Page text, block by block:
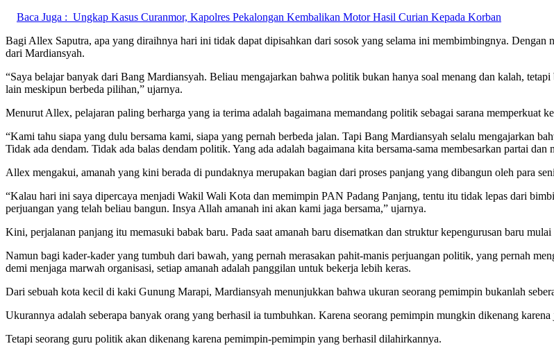
Baca Juga : Ungkap Kasus Curanmor, Kapolres Pekalongan Kembalikan Motor Hasil Curian Kepada Korban
Bagi Allex Saputra, apa yang diraihnya hari ini tidak dapat dipisahkan dari sosok yang selama ini membimbingnya.
dari Mardiansyah.
“Saya belajar banyak dari Bang Mardiansyah. Beliau mengajarkan bahwa politik bukan hanya soal menang dan kalah,
lain meskipun berbeda pilihan,” ujarnya.
Menurut Allex, pelajaran paling berharga yang ia terima adalah bagaimana memandang politik sebagai sarana memperkuat
“Kami tahu siapa yang dulu bersama kami, siapa yang pernah berbeda jalan. Tapi Bang Mardiansyah selalu mengajarkan
Tidak ada dendam. Tidak ada balas dendam politik. Yang ada adalah bagaimana kita bersama-sama membesarkan partai dan
Allex mengakui, amanah yang kini berada di pundaknya merupakan bagian dari proses panjang yang dibangun oleh para
“Kalau hari ini saya dipercaya menjadi Wakil Wali Kota dan memimpin PAN Padang Panjang, tentu itu tidak lepas dari
perjuangan yang telah beliau bangun. Insya Allah amanah ini akan kami jaga bersama,” ujarnya.
Kini, perjalanan panjang itu memasuki babak baru. Pada saat amanah baru disematkan dan struktur kepengurusan baru
Namun bagi kader-kader yang tumbuh dari bawah, yang pernah merasakan pahit-manis perjuangan politik, yang pernah
demi menjaga marwah organisasi, setiap amanah adalah panggilan untuk bekerja lebih keras.
Dari sebuah kota kecil di kaki Gunung Marapi, Mardiansyah menunjukkan bahwa ukuran seorang pemimpin bukanlah
Ukurannya adalah seberapa banyak orang yang berhasil ia tumbuhkan. Karena seorang pemimpin mungkin dikenang
Tetapi seorang guru politik akan dikenang karena pemimpin-pemimpin yang berhasil dilahirkannya.